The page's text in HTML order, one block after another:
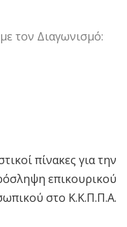
τον Διαγωνισμό:
πίνακες για την
επικουρικού
στο Κ.Κ.Π.Π.Α.